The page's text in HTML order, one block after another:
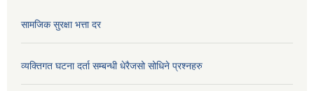
सामजिक सुरक्षा भत्ता दर
व्यक्तिगत घटना दर्ता सम्बन्धी धेरैजसो सोधिने प्रश्नहरु